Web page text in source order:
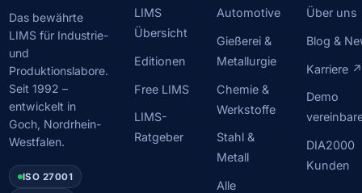
Das bewährte
LIMS für Industrie-
und
Produktionslabore.
Seit 1992 –
entwickelt in
Goch, Nordrhein-
Westfalen.
ISO 27001
LIMS
Übersicht
Editionen
Free LIMS
LIMS-
Ratgeber
Automotive
Gießerei &
Metallurgie
Chemie &
Werkstoffe
Stahl &
Metall
Alle
Über uns
Blog &
Karriere ↗
Demo
DIA2000
Kunden